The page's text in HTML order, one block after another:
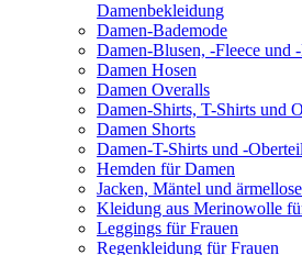
Damenbekleidung
Damen-Bademode
Damen-Blusen, -Fleece und
Damen Hosen
Damen Overalls
Damen-Shirts, T-Shirts und
Damen Shorts
Damen-T-Shirts und -
Hemden für Damen
Jacken, Mäntel und
Kleidung aus Merinowolle
Leggings für Frauen
Regenkleidung für Frauen